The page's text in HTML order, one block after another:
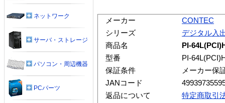
メーカー
CONTEC
シリーズ
デジタル入
商品名
PI-
型番
PI-
保証条件
メーカー保
JANコード
返品について
特定商取引
ネットワーク
サーバ・ストレージ
パソコン・周辺機器
PCパーツ